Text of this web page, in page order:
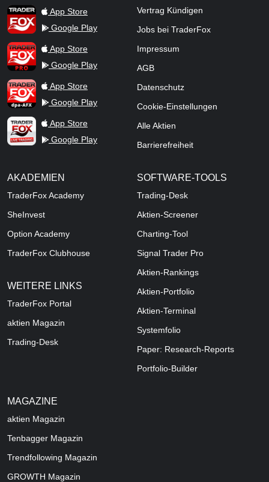
TraderFox AppApp Store
Google Play
TraderFox ProApp Store
Google Play
TraderFox dpa-AFX ProFeed
App Store
Google Play
TraderFox Live Trading
App Store
Google Play
Vertrag Kündigen
Jobs bei TraderFox
Impressum
AGB
Datenschutz
Cookie-Einstellungen
Alle Aktien
Barrierefreiheit
AKADEMIEN
TraderFox Academy
SheInvest
Option Academy
TraderFox Clubhouse
WEITERE LINKS
TraderFox Portal
aktien Magazin
Trading-Desk
SOFTWARE-TOOLS
Trading-Desk
Aktien-Screener
Charting-Tool
Signal Trader Pro
Aktien-Rankings
Aktien-Portfolio
Aktien-Terminal
Systemfolio
Paper: Research-Reports
Portfolio-Builder
MAGAZINE
aktien Magazin
Tenbagger Magazin
Trendfollowing Magazin
GROWTH Magazin